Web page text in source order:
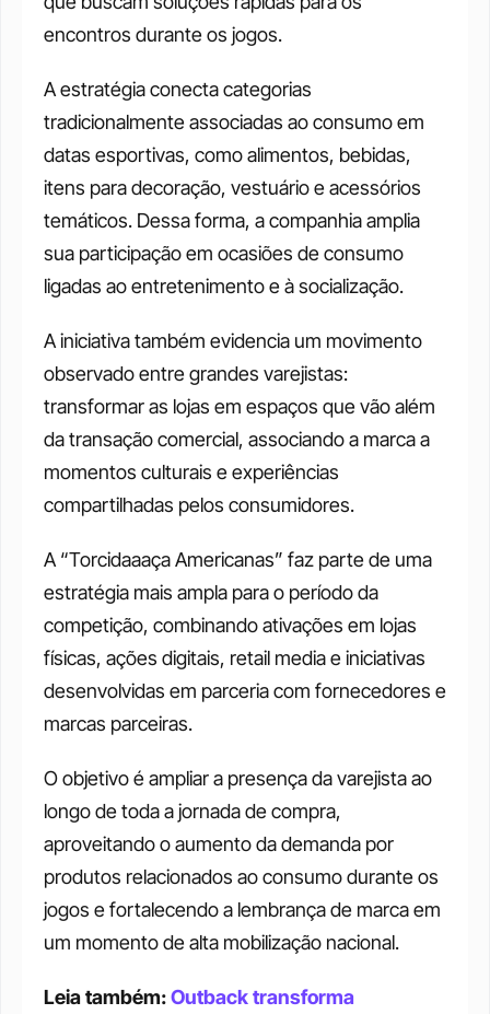
encontros durante os jogos.
A estratégia conecta categorias
tradicionalmente associadas ao consumo em
datas esportivas, como alimentos, bebidas,
itens para decoração, vestuário e acessórios
temáticos. Dessa forma, a companhia amplia
sua participação em ocasiões de consumo
ligadas ao entretenimento e à socialização.
A iniciativa também evidencia um movimento
observado entre grandes varejistas:
transformar as lojas em espaços que vão além
da transação comercial, associando a marca a
momentos culturais e experiências
compartilhadas pelos consumidores.
A “Torcidaaaça Americanas” faz parte de uma
estratégia mais ampla para o período da
competição, combinando ativações em lojas
físicas, ações digitais, retail media e iniciativas
desenvolvidas em parceria com fornecedores e
marcas parceiras.
O objetivo é ampliar a presença da varejista ao
longo de toda a jornada de compra,
aproveitando o aumento da demanda por
produtos relacionados ao consumo durante os
jogos e fortalecendo a lembrança de marca em
um momento de alta mobilização nacional.
Leia também: Outback transforma